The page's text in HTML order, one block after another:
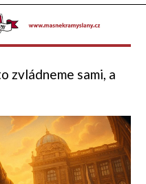
zvládneme sami, a